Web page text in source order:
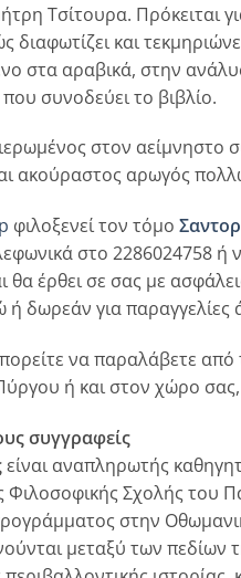
Τσίτουρα. Πρόκειται
διαφωτίζει και
στα αραβικά, στην
που συνοδεύει το βιβλίο.
στον αείμνηστο
ακούραστος αρωγός
φιλοξενεί τον τόμο
στο 2286024758 ή
θα έρθει σε σας με
ή δωρεάν για
να παραλάβετε
ή και στον χώρο
συγγραφείς
είναι αναπληρωτής
Φιλοσοφικής Σχολής του
στην
μεταξύ των πεδίων